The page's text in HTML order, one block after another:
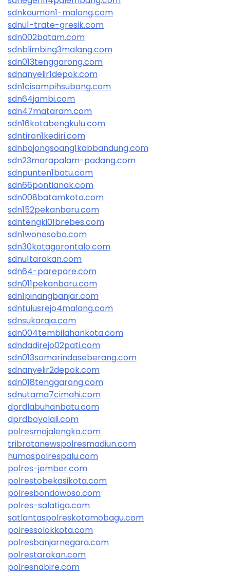
sdnkauman1-malang.com
sdnu1-trate-gresik.com
sdn002batam.com
sdnblimbing3malang.com
sdn013tenggarong.com
sdnanyelir1depok.com
sdn1cisampihsubang.com
sdn64jambi.com
sdn47mataram.com
sdn16kotabengkulu.com
sdntiron1kediri.com
sdnbojongsoang1kabbandung.com
sdn23marapalam-padang.com
sdnpunten1batu.com
sdn66pontianak.com
sdn008batamkota.com
sdn152pekanbaru.com
sdntengki01brebes.com
sdn1wonosobo.com
sdn30kotagorontalo.com
sdnu1tarakan.com
sdn64-parepare.com
sdn011pekanbaru.com
sdn1pinangbanjar.com
sdntulusrejo4malang.com
sdnsukaraja.com
sdn004tembilahankota.com
sdndadirejo02pati.com
sdn013samarindaseberang.com
sdnanyelir2depok.com
sdn018tenggarong.com
sdnutama7cimahi.com
dprdlabuhanbatu.com
dprdboyolali.com
polresmajalengka.com
tribratanewspolresmadiun.com
humaspolrespalu.com
polres-jember.com
polrestobekasikota.com
polresbondowoso.com
polres-salatiga.com
satlantaspolreskotamobagu.com
polressolokkota.com
polresbanjarnegara.com
polrestarakan.com
polresnabire.com